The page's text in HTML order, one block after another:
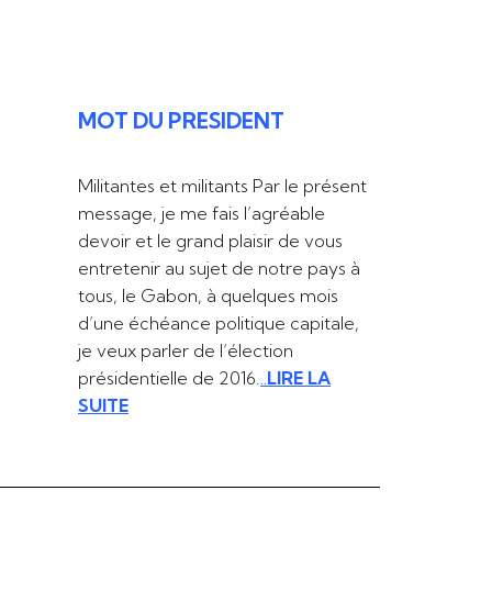
MOT DU PRESIDENT
Militantes et militants Par le présent
message, je me fais l’agréable
devoir et le grand plaisir de vous
entretenir au sujet de notre pays à
tous, le Gabon, à quelques mois
d’une échéance politique capitale,
je veux parler de l’élection
présidentielle de 2016...LIRE LA
SUITE